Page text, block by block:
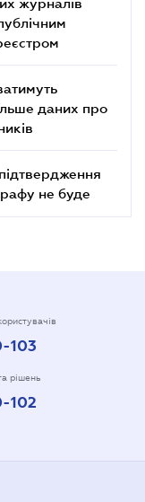
даних про
не буде
103
рішень
102